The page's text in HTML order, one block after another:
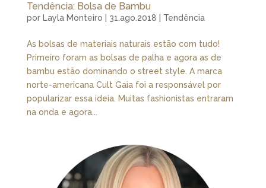
Tendência: Bolsa de Bambu
por Layla Monteiro 31.ago.2018 Tendência
As bolsas de materiais naturais estão com tudo!
Primeiro foram as bolsas de palha e agora as de
bambu estão dominando o street style. A marca
norte-americana Cult Gaia foi a responsável por
popularizar essa ideia. Muitas fashionistas entraram
na onda e agora...